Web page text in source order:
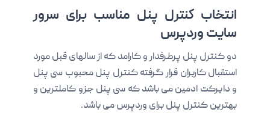
انتخاب کنترل پنل مناسب برای سرور
سایت وردپرس
دو کنترل پنل پرطرفدار و کارامد که از سالهای قبل مورد
استقبال کاربران قرار گرفته کنترل پنل محبوب سی پنل
و دایرکت ادمین می باشد که سی پنل جزو کاملترین و
بهترین کنترل پنل برای وردپرس می باشد.